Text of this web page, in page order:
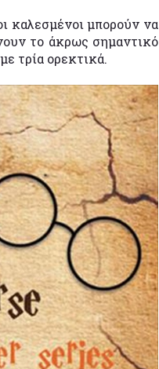
καλεσμένοι μπορούν να
το άκρως σημαντικό
τρία ορεκτικά.